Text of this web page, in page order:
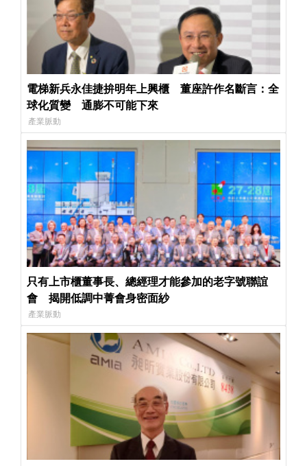
電梯新兵永佳捷拚明年上興櫃 董座許作名斷言：全
球化質變 通膨不可能下來
產業脈動
只有上市櫃董事長、總經理才能參加的老字號聯誼
會 揭開低調中菁會身密面紗
產業脈動